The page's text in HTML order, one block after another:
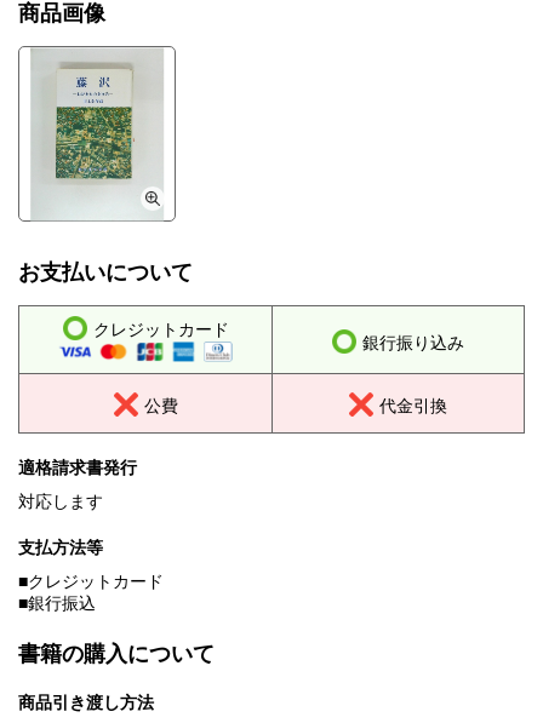
商品画像
お支払いについて
クレジットカード
銀行振り込み
公費 代金引換
適格請求書発行
対応します
支払方法等
■クレジットカード
■銀行振込
書籍の購入について
商品引き渡し方法